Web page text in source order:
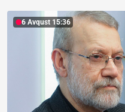
6 Avqust 15:36